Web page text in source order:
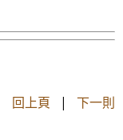
回上頁 | 下一則